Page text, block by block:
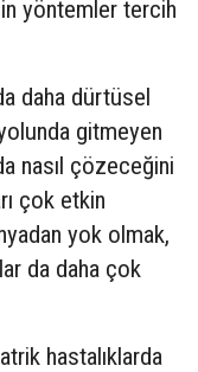
yöntemler tercih
daha dürtüsel
gitmeyen
nasıl çözeceğini
çok etkin
yok olmak,
da daha çok
hastalıklarda